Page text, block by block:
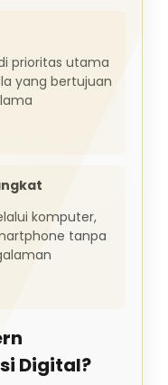
prioritas utama
yang bertujuan
komputer,
tanpa
Digital?